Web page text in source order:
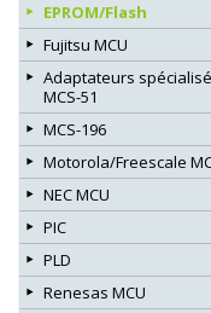
EPROM/Flash
Fujitsu MCU
Adaptateurs
MCS-51
MCS-196
Motorola/Freescale
NEC MCU
PIC
PLD
Renesas MCU